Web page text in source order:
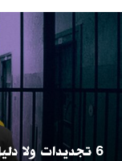
6 تجديدات ولا